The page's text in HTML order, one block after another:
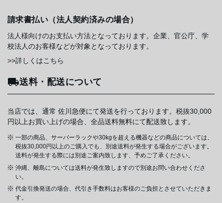
請求書払い（法人契約済みの場合）
法人様向けのお支払い方法となっております。企業、官公庁、学
校法人のお客様などが対象となっております。
>>詳しくはこちら
送料・配送について
当店では、通常 佐川急便にて発送を行っております。税抜30,000
円以上お買い上げの場合、全品送料無料にて配送致します。
一部の商品、サーバーラックや30kgを超える機器などの商品については、
税抜30,000円以上のご購入でも、別途送料が発生する場合がございます。
送料が発生する際には別途ご案内致します、予めご了承ください。
沖縄、離島については送料が発生致しますので別途お問い合わせくださ
い。
代金引換発送の場合、代引き手数料はお客様のご負担とさせていただきま
す。